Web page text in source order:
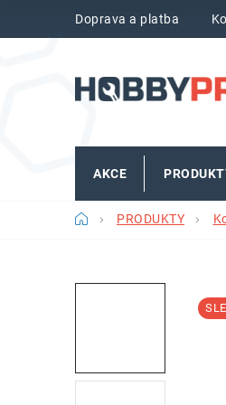
Doprava a platba
AKCE
DomůPRODUKTY